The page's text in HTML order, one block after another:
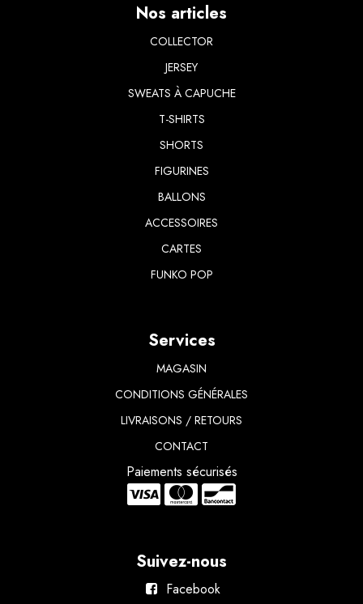
Nos articles
COLLECTOR
JERSEY
SWEATS À CAPUCHE
T-SHIRTS
​SHORTS
FIGURINES
BALLONS
ACCESSOIRES
CARTES
FUNKO POP
Services
MAGASIN
CONDITIONS GÉNÉRALES
LIVRAISONS / RETOURS
CONTACT
Paiements sécurisés
Suivez-nous
Facebook